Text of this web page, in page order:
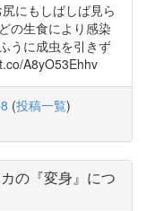
にもしばしば見ら
の生食により感染
うに成虫を引きず
A8yO53Ehhv
(投稿一覧)
の『変身』につ